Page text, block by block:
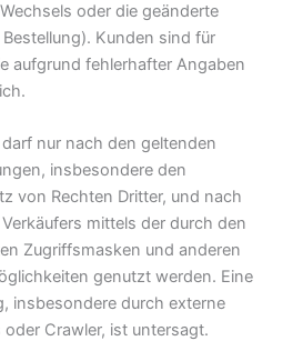
oder die geänderte
Kunden sind für
aufgrund fehlerhafter Angaben
nur nach den geltenden
insbesondere den
von Rechten Dritter, und nach
mittels der durch den
Zugriffsmasken und anderen
genutzt werden. Eine
insbesondere durch externe
Crawler, ist untersagt.